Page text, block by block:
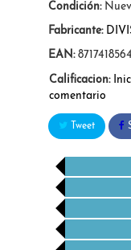
Condición:
Fabricante:
EAN:
Calificacion:
comentario
Tweet